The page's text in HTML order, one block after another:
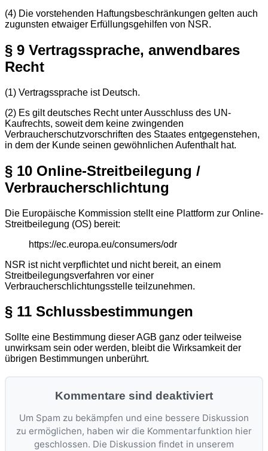
(4) Die vorstehenden Haftungsbeschränkungen gelten auch
zugunsten etwaiger Erfüllungsgehilfen von NSR.
§ 9 Vertragssprache, anwendbares
Recht
(1) Vertragssprache ist Deutsch.
(2) Es gilt deutsches Recht unter Ausschluss des UN-
Kaufrechts, soweit dem keine zwingenden
Verbraucherschutzvorschriften des Staates entgegenstehen,
in dem der Kunde seinen gewöhnlichen Aufenthalt hat.
§ 10 Online-Streitbeilegung /
Verbraucherschlichtung
Die Europäische Kommission stellt eine Plattform zur Online-
Streitbeilegung (OS) bereit:
https://ec.europa.eu/consumers/odr
NSR ist nicht verpflichtet und nicht bereit, an einem
Streitbeilegungsverfahren vor einer
Verbraucherschlichtungsstelle teilzunehmen.
§ 11 Schlussbestimmungen
Sollte eine Bestimmung dieser AGB ganz oder teilweise
unwirksam sein oder werden, bleibt die Wirksamkeit der
übrigen Bestimmungen unberührt.
Kommentare sind deaktiviert
Um Spam zu bekämpfen und eine bessere Diskussion
zu ermöglichen, haben wir die Kommentarfunktion hier
geschlossen. Die Diskussion findet in unserem